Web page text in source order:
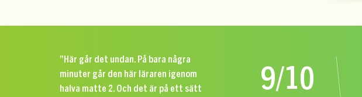
”Här går det undan. På bara några
minuter går den här läraren igenom
halva matte 2. Och det är på ett sätt
9/10